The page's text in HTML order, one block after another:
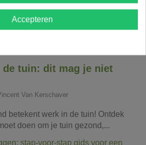
onder de grond. Veel mensen
gras of bestrating, maar vergeten dat
tuin: dit mag je niet
Van Kerschaver
betekent werk in de tuin! Ontdek
doen om je tuin gezond,...
Accepteren